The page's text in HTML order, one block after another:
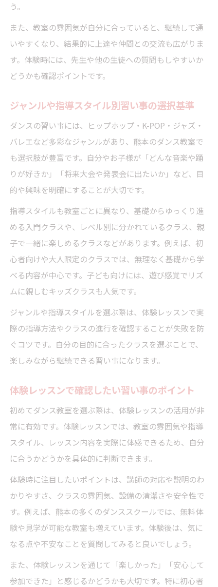
う。
また、教室の雰囲気が自分に合っていると、継続して通
いやすくなり、結果的に上達や仲間との交流も広がりま
す。体験時には、先生や他の生徒への質問もしやすいか
どうかも確認ポイントです。
ジャンルや指導スタイル別習い事の選択基準
ダンスの習い事には、ヒップホップ・K-POP・ジャズ・
バレエなど多彩なジャンルがあり、熊本のダンス教室で
も選択肢が豊富です。自分やお子様が「どんな音楽や踊
りが好きか」「将来大会や発表会に出たいか」など、目
的や興味を明確にすることが大切です。
指導スタイルも教室ごとに異なり、基礎からゆっくり進
める入門クラスや、レベル別に分かれているクラス、親
子で一緒に楽しめるクラスなどがあります。例えば、初
心者向けや大人限定のクラスでは、無理なく基礎から学
べる内容が中心です。子ども向けには、遊び感覚でリズ
ムに親しむキッズクラスも人気です。
ジャンルや指導スタイルを選ぶ際は、体験レッスンで実
際の指導方法やクラスの進行を確認することが失敗を防
ぐコツです。自分の目的に合ったクラスを選ぶことで、
楽しみながら継続できる習い事になります。
体験レッスンで確認したい習い事のポイント
初めてダンス教室を選ぶ際は、体験レッスンの活用が非
常に有効です。体験レッスンでは、教室の雰囲気や指導
スタイル、レッスン内容を実際に体感できるため、自分
に合うかどうかを具体的に判断できます。
体験時に注目したいポイントは、講師の対応や説明のわ
かりやすさ、クラスの雰囲気、設備の清潔さや安全性で
す。例えば、熊本の多くのダンススクールでは、無料体
験や見学が可能な教室も増えています。体験後は、気に
なる点や不安なことを質問してみると良いでしょう。
また、体験レッスンを通じて「楽しかった」「安心して
参加できた」と感じるかどうかも大切です。特に初心者